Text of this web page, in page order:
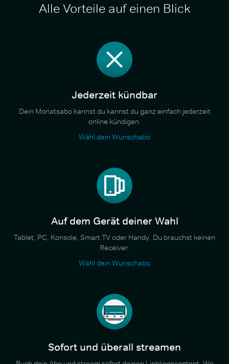
Alle Vorteile auf einen Blick
Jederzeit kündbar
Dein Monatsabo kannst du kannst du ganz einfach jederzeit
online kündigen.
Wähl dein Wunschabo
Auf dem Gerät deiner Wahl
Tablet, PC, Konsole, Smart TV oder Handy. Du brauchst keinen
Receiver.
Wähl dein Wunschabo
Sofort und überall streamen